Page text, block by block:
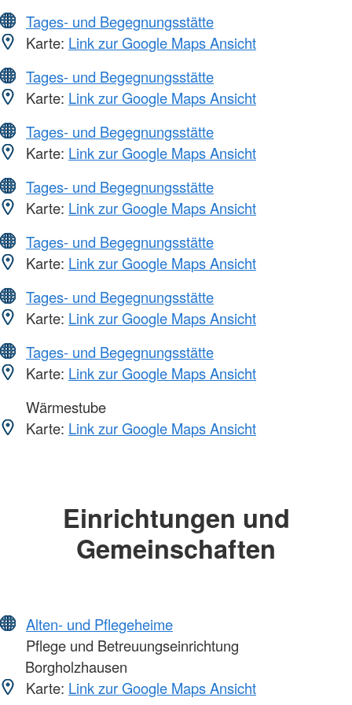
Tages- und Begegnungsstätte
Karte: Link zur Google Maps Ansicht
Tages- und Begegnungsstätte
Karte: Link zur Google Maps Ansicht
Tages- und Begegnungsstätte
Karte: Link zur Google Maps Ansicht
Tages- und Begegnungsstätte
Karte: Link zur Google Maps Ansicht
Tages- und Begegnungsstätte
Karte: Link zur Google Maps Ansicht
Tages- und Begegnungsstätte
Karte: Link zur Google Maps Ansicht
Tages- und Begegnungsstätte
Karte: Link zur Google Maps Ansicht
Wärmestube
Karte: Link zur Google Maps Ansicht
Einrichtungen und
Gemeinschaften
Alten- und Pflegeheime
Pflege und Betreuungseinrichtung
Borgholzhausen
Karte: Link zur Google Maps Ansicht